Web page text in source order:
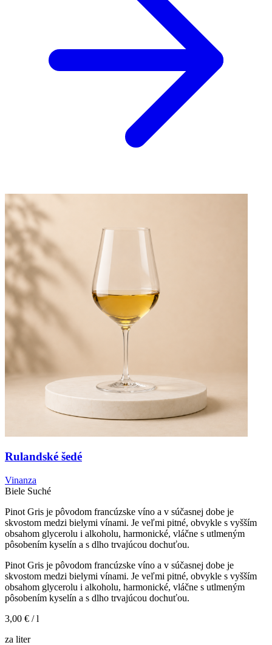
Rulandské šedé
Vinanza
Biele Suché
Pinot Gris je pôvodom francúzske víno a v súčasnej dobe je
skvostom medzi bielymi vínami. Je veľmi pitné, obvykle s vyšším
obsahom glycerolu i alkoholu, harmonické, vláčne s utlmeným
pôsobením kyselín a s dlho trvajúcou dochuťou.
Pinot Gris je pôvodom francúzske víno a v súčasnej dobe je
skvostom medzi bielymi vínami. Je veľmi pitné, obvykle s vyšším
obsahom glycerolu i alkoholu, harmonické, vláčne s utlmeným
pôsobením kyselín a s dlho trvajúcou dochuťou.
3,00 € / l
za liter